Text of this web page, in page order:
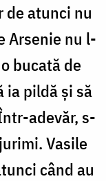
de atunci nu
Arsenie nu l-
bucată de
ia pildă şi să
adevăr, s-
Vasile
când au